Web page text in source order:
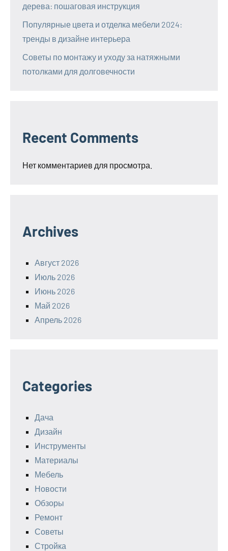
дерева: пошаговая инструкция
Популярные цвета и отделка мебели 2024:
тренды в дизайне интерьера
Советы по монтажу и уходу за натяжными
потолками для долговечности
Recent Comments
Нет комментариев для просмотра.
Archives
Август 2026
Июль 2026
Июнь 2026
Май 2026
Апрель 2026
Categories
Дача
Дизайн
Инструменты
Материалы
Мебель
Новости
Обзоры
Ремонт
Советы
Стройка